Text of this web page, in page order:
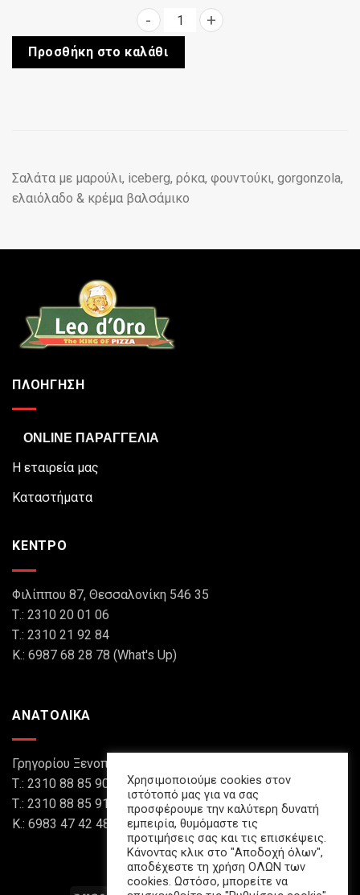
Gorgonzola (Super Food)
Προσθήκη στο καλάθι
Σαλάτα με μαρούλι, iceberg, ρόκα, φουντούκι, gorgonzola,
ελαιόλαδο & κρέμα βαλσάμικο
ΠΛΟΗΓΗΣΗ
ONLINE ΠΑΡΑΓΓΕΛΙΑ
Η εταιρεία μας
Καταστήματα
ΚΕΝΤΡΟ
Φιλίππου 87, Θεσσαλονίκη 546 35
Τ.: 2310 20 01 06
Τ.: 2310 21 92 84
Κ.: 6987 68 28 78 (What's Up)
ΑΝΑΤΟΛΙΚΑ
Γρηγορίου Ξενοπούλου 8, Θεσσαλονίκη 546 45
Τ.: 2310 88 85 90
Τ.: 2310 88 85 91
Κ.: 6983 47 42 48 (What's Up)
Χρησιμοποιούμε cookies στον
ιστότοπό μας για να σας
προσφέρουμε την καλύτερη δυνατή
εμπειρία, θυμόμαστε τις
προτιμήσεις σας και τις επισκέψεις.
Κάνοντας κλικ στο "Αποδοχή όλων",
αποδέχεστε τη χρήση ΟΛΩΝ των
cookies. Ωστόσο, μπορείτε να